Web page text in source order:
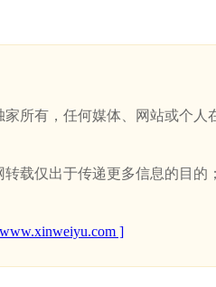
所有，任何媒体、网站或个
载仅出于传递更多信息的目
]